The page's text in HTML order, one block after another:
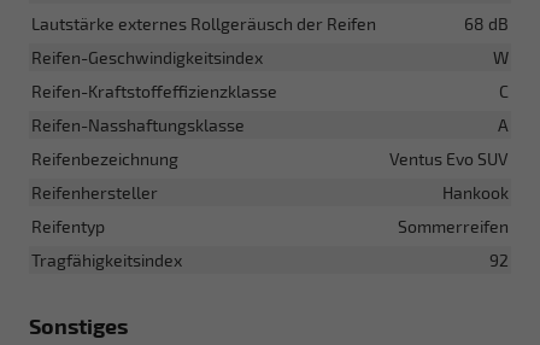
Lautstärke externes Rollgeräusch der Reifen
68 dB
Reifen-Geschwindigkeitsindex
W
Reifen-Kraftstoffeffizienzklasse
C
Reifen-Nasshaftungsklasse
A
Reifenbezeichnung
Ventus Evo SUV
Reifenhersteller
Hankook
Reifentyp
Sommerreifen
Tragfähigkeitsindex
92
Sonstiges